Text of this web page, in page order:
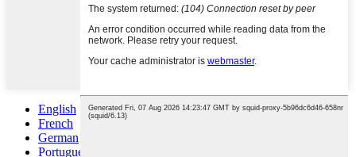
English
French
German
Portuguese